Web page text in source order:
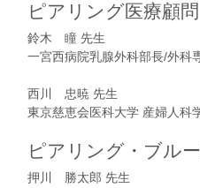
ピアリング医療顧問
鈴木 瞳 先生
一宮西病院乳腺外科部長/外科
西川 忠暁 先生
東京慈恵会医科大学 産婦人科
ピアリング・ブル
押川 勝太郎 先生